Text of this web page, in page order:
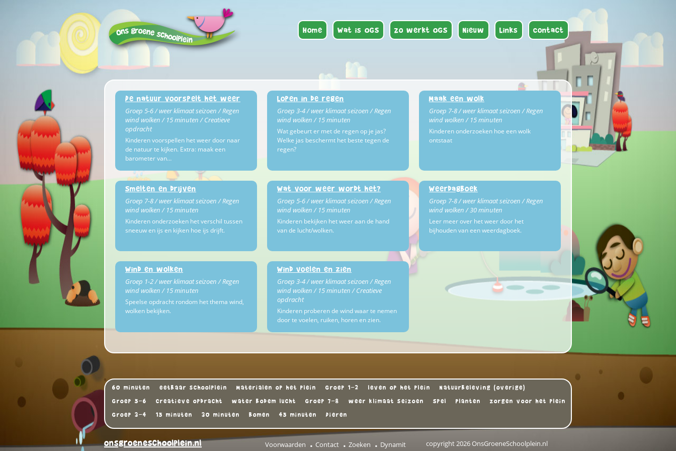
Home Wat is OGS Zo werkt OGS Nieuw Links Contact
De natuur voorspelt het weer
Groep 5-6 / weer klimaat seizoen / Regen
wind wolken / 15 minuten / Creatieve
opdracht
Kinderen voorspellen het weer door naar
de natuur te kijken. Extra: maak een
barometer van…
Lopen in de regen
Groep 3-4 / weer klimaat seizoen / Regen
wind wolken / 15 minuten
Wat gebeurt er met de regen op je jas?
Welke jas beschermt het beste tegen de
regen?
Maak een wolk
Groep 7-8 / weer klimaat seizoen / Regen
wind wolken / 15 minuten
Kinderen onderzoeken hoe een wolk
ontstaat
Smelten en drijven
Groep 7-8 / weer klimaat seizoen / Regen
wind wolken / 15 minuten
Kinderen onderzoeken het verschil tussen
sneeuw en ijs en kijken hoe ijs drijft.
Wat voor weer wordt het?
Groep 5-6 / weer klimaat seizoen / Regen
wind wolken / 15 minuten
Kinderen bekijken het weer aan de hand
van de lucht/wolken.
Weerdagboek
Groep 7-8 / weer klimaat seizoen / Regen
wind wolken / 30 minuten
Leer meer over het weer door het
bijhouden van een weerdagboek.
Wind en wolken
Groep 1-2 / weer klimaat seizoen / Regen
wind wolken / 15 minuten
Speelse opdracht rondom het thema wind,
wolken bekijken.
Wind voelen en zien
Groep 3-4 / weer klimaat seizoen / Regen
wind wolken / 15 minuten / Creatieve
opdracht
Kinderen proberen de wind waar te nemen
door te voelen, ruiken, horen en zien.
60 minuten eetbaar schoolplein Materialen op het plein Groep 1-2 leven op het plein
Natuurbeleving (overige)
Groep 5-6
Creatieve opdracht water bodem lucht Groep 7-8 weer klimaat seizoen Spel Planten
zorgen voor het plein
Groep 3-4
15 minuten 30 minuten Bomen 45 minuten Dieren
onsgroeneschoolplein.nl Voorwaarden Contact Zoeken Dynamit copyright 2026 OnsGroeneSchoolplein.nl